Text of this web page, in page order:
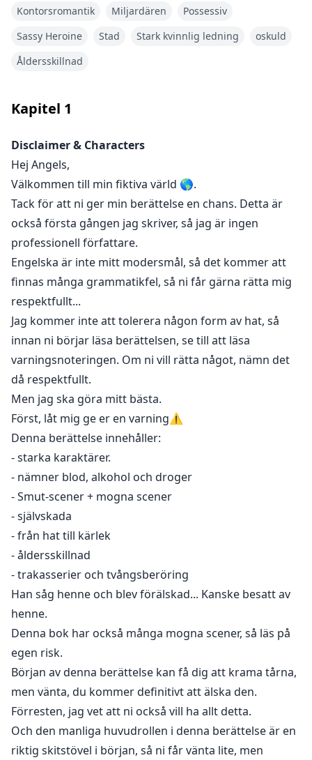
jag stoppade honom.
drog henne mot sig. Innan Naina hann förstå något,
Naina var fortfarande i chock och kunde inte bearbeta
något. Han tog hennes ben och placerade dem på
varsin sida av sin midja, och på ett ögonblick kände
Naina hans heta beröring på sin fitta.
𝑫𝒆𝒏𝒏𝒂 𝒃𝒆𝒓𝒂̈𝒕𝒕𝒆𝒍𝒔𝒆 𝒉𝒂𝒏𝒅𝒍𝒂𝒓 𝒐𝒎 𝑵𝒂𝒊𝒏𝒂 𝑱𝒐𝒔𝒉𝒊 𝒔𝒐𝒎 𝒌𝒐𝒎𝒎𝒆𝒓 𝒕𝒊𝒍𝒍
𝑵𝒀𝑪 𝒇𝒐̈𝒓 𝒂𝒕𝒕 𝒇𝒐̈𝒓𝒗𝒆𝒓𝒌𝒍𝒊𝒈𝒂 𝒔𝒊𝒏𝒂 𝒅𝒓𝒐̈𝒎𝒎𝒂𝒓, 𝒎𝒆𝒏 𝒗𝒂𝒅 𝒌𝒐𝒎𝒎𝒆𝒓 𝒉𝒂̈𝒏𝒅𝒂
𝒏𝒂̈𝒓 𝒉𝒐𝒏 𝒎𝒐̈𝒕𝒆𝒓 𝑱𝒂𝒄𝒌 𝑾𝒊𝒍𝒍𝒆𝒎𝒔 𝒔𝒐𝒎 𝒔𝒕𝒚𝒓 𝑵𝒀𝑪
Kontorsromantik
Miljardären
Possessiv
Sassy Heroine
Stad Stark kvinnlig ledning
oskuld
Åldersskillnad
Kapitel 1
Disclaimer & Characters
Hej Angels,
Välkommen till min fiktiva värld 🌎.
Tack för att ni ger min berättelse en chans. Detta är
också första gången jag skriver, så jag är ingen
professionell författare.
Engelska är inte mitt modersmål, så det kommer att
finnas många grammatikfel, så ni får gärna rätta mig
respektfullt...
Jag kommer inte att tolerera någon form av hat, så
innan ni börjar läsa berättelsen, se till att läsa
varningsnoteringen. Om ni vill rätta något, nämn det
då respektfullt.
Men jag ska göra mitt bästa.
Först, låt mig ge er en varning⚠️
Denna berättelse innehåller:
- starka karaktärer.
- nämner blod, alkohol och droger
- Smut-scener + mogna scener
- självskada
- från hat till kärlek
- åldersskillnad
- trakasserier och tvångsberöring
Han såg henne och blev förälskad... Kanske besatt av
henne.
Denna bok har också många mogna scener, så läs på
egen risk.
Början av denna berättelse kan få dig att krama tårna,
men vänta, du kommer definitivt att älska den.
Förresten, jag vet att ni också vill ha allt detta.
Och den manliga huvudrollen i denna berättelse är en
riktig skitstövel i början, så ni får vänta lite, men